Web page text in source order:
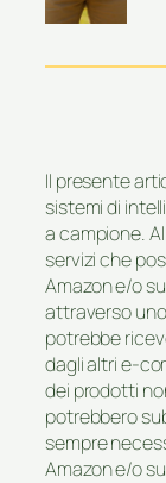
Il presente
sistemi di
a campione.
servizi che
Amazon e/o
attraverso
potrebbe
dagli altri e-
dei prodotti
potrebbero
sempre
Amazon e/o